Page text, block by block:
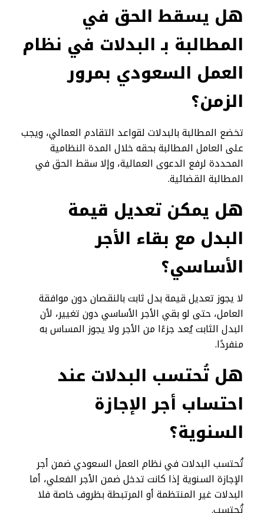
هل يسقط الحق في
المطالبة بـ البدلات في نظام
العمل السعودي بمرور
الزمن؟
تخضع المطالبة بالبدلات لقواعد التقادم العمالي، ويجب
على العامل المطالبة بحقه خلال المدة النظامية
المحددة لرفع الدعوى العمالية، وإلا سقط الحق في
المطالبة القضائية.
هل يمكن تعديل قيمة
البدل مع بقاء الأجر
الأساسي؟
لا يجوز تعديل قيمة بدل ثابت بالنقصان دون موافقة
العامل، حتى لو بقي الأجر الأساسي دون تغيير، لأن
البدل الثابت يُعد جزءًا من الأجر ولا يجوز المساس به
منفردًا.
هل تُحتسب البدلات عند
احتساب أجر الإجازة
السنوية؟
تُحتسب البدلات في نظام العمل السعودي ضمن أجر
الإجازة السنوية إذا كانت تدخل ضمن الأجر الفعلي، أما
البدلات غير المنتظمة أو المرتبطة بظروف خاصة فلا